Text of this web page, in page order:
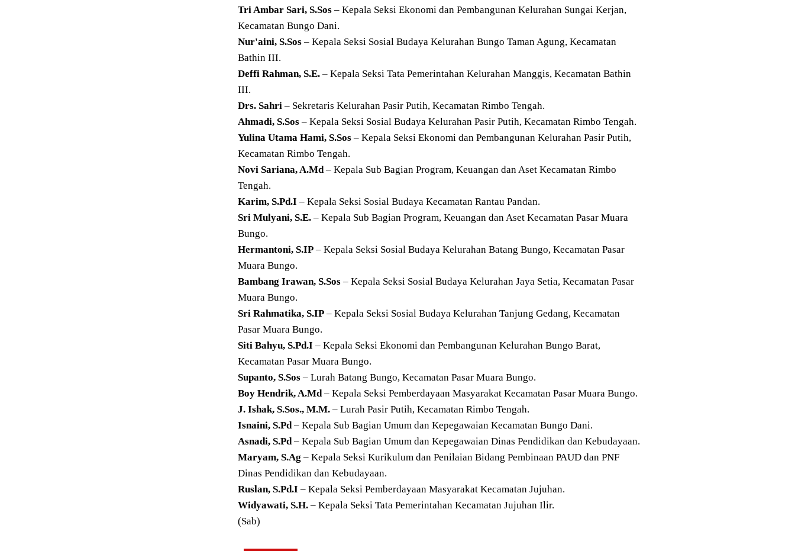
Tri Ambar Sari, S.Sos – Kepala Seksi Ekonomi dan Pembangunan Kelurahan Sungai Kerjan,
Kecamatan Bungo Dani.
Nur'aini, S.Sos – Kepala Seksi Sosial Budaya Kelurahan Bungo Taman Agung, Kecamatan
Bathin III.
Deffi Rahman, S.E. – Kepala Seksi Tata Pemerintahan Kelurahan Manggis, Kecamatan Bathin
III.
Drs. Sahri – Sekretaris Kelurahan Pasir Putih, Kecamatan Rimbo Tengah.
Ahmadi, S.Sos – Kepala Seksi Sosial Budaya Kelurahan Pasir Putih, Kecamatan Rimbo Tengah.
Yulina Utama Hami, S.Sos – Kepala Seksi Ekonomi dan Pembangunan Kelurahan Pasir Putih,
Kecamatan Rimbo Tengah.
Novi Sariana, A.Md– Kepala Sub Bagian Program, Keuangan dan Aset Kecamatan Rimbo
Tengah.
Karim, S.Pd.I – Kepala Seksi Sosial Budaya Kecamatan Rantau Pandan.
Sri Mulyani, S.E. – Kepala Sub Bagian Program, Keuangan dan Aset Kecamatan Pasar Muara
Bungo.
Hermantoni, S.IP – Kepala Seksi Sosial Budaya Kelurahan Batang Bungo, Kecamatan Pasar
Muara Bungo.
Bambang Irawan, S.Sos – Kepala Seksi Sosial Budaya Kelurahan Jaya Setia, Kecamatan Pasar
Muara Bungo.
Sri Rahmatika, S.IP – Kepala Seksi Sosial Budaya Kelurahan Tanjung Gedang, Kecamatan
Pasar Muara Bungo.
Siti Bahyu, S.Pd.I – Kepala Seksi Ekonomi dan Pembangunan Kelurahan Bungo Barat,
Kecamatan Pasar Muara Bungo.
Supanto, S.Sos – Lurah Batang Bungo, Kecamatan Pasar Muara Bungo.
Boy Hendrik, A.Md– Kepala Seksi Pemberdayaan Masyarakat Kecamatan Pasar Muara Bungo.
J. Ishak, S.Sos., M.M. – Lurah Pasir Putih, Kecamatan Rimbo Tengah.
Isnaini, S.Pd– Kepala Sub Bagian Umum dan Kepegawaian Kecamatan Bungo Dani.
Asnadi, S.Pd– Kepala Sub Bagian Umum dan Kepegawaian Dinas Pendidikan dan Kebudayaan.
Maryam, S.Ag – Kepala Seksi Kurikulum dan Penilaian Bidang Pembinaan PAUD dan PNF
Dinas Pendidikan dan Kebudayaan.
Ruslan, S.Pd.I – Kepala Seksi Pemberdayaan Masyarakat Kecamatan Jujuhan.
Widyawati, S.H. – Kepala Seksi Tata Pemerintahan Kecamatan Jujuhan Ilir.
(Sab)